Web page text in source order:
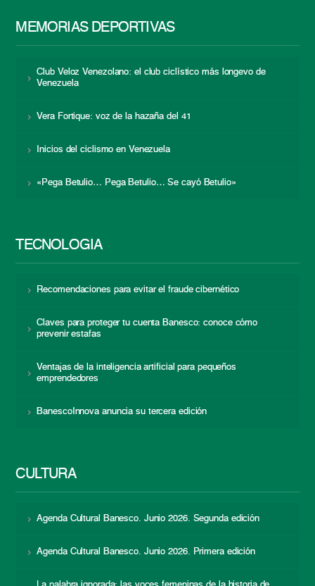
MEMORIAS DEPORTIVAS
Club Veloz Venezolano: el club ciclístico más longevo de
Venezuela
Vera Fortique: voz de la hazaña del 41
Inicios del ciclismo en Venezuela
«Pega Betulio… Pega Betulio… Se cayó Betulio»
TECNOLOGÍA
Recomendaciones para evitar el fraude cibernético
Claves para proteger tu cuenta Banesco: conoce cómo
prevenir estafas
Ventajas de la inteligencia artificial para pequeños
emprendedores
BanescoInnova anuncia su tercera edición
CULTURA
Agenda Cultural Banesco. Junio 2026. Segunda edición
Agenda Cultural Banesco. Junio 2026. Primera edición